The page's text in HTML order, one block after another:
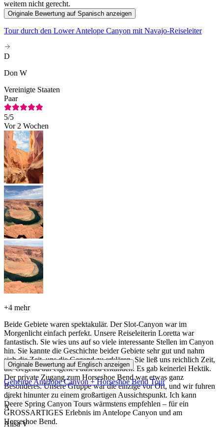
weitem nicht gerecht.
Originale Bewertung auf Spanisch anzeigen
Tour durch den Lower Antelope Canyon mit Navajo-Reiseleiter
D
Don W
Vereinigte Staaten
Paar
5/5
Vor 2 Wochen
+4 mehr
Beide Gebiete waren spektakulär. Der Slot-Canyon war im
Morgenlicht einfach perfekt. Unsere Reiseleiterin Loretta war
fantastisch. Sie wies uns auf so viele interessante Stellen im Canyon
hin. Sie kannte die Geschichte beider Gebiete sehr gut und nahm
sich die Zeit, uns die Gegend zu erklären. Sie ließ uns reichlich Zeit,
die Gegend auf eigene Faust zu erkunden. Es gab keinerlei Hektik.
Der private Zugang zum Horseshoe Bend war etwas ganz
Besonderes. Unsere Gruppe war die einzige vor Ort, und wir fuhren
direkt hinunter zu einem großartigen Aussichtspunkt. Ich kann
Deere Spring Canyon Tours wärmstens empfehlen – für ein
GROSSARTIGES Erlebnis im Antelope Canyon und am
Horseshoe Bend.
Originale Bewertung auf Englisch anzeigen
Geheime Antelope Canyon + Horseshoe Bend Tour
A
Alisa V